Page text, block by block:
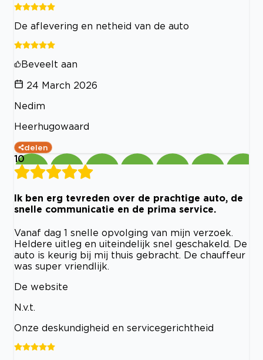
De aflevering en netheid van de auto
Beveelt aan
24 March 2026
Nedim
Heerhugowaard
delen
10
Ik ben erg tevreden over de prachtige auto, de
snelle communicatie en de prima service.
Vanaf dag 1 snelle opvolging van mijn verzoek.
Heldere uitleg en uiteindelijk snel geschakeld. De
auto is keurig bij mij thuis gebracht. De chauffeur
was super vriendlijk.
De website
N.v.t.
Onze deskundigheid en servicegerichtheid